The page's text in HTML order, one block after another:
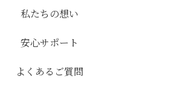
私たちの想い
安心サポート
よくあるご質問